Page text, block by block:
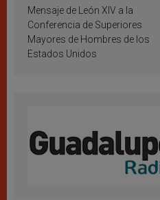
inspiración y santificación
Mensaje de León XIV a la
Conferencia de Superiores
Mayores de Hombres de los
Estados Unidos